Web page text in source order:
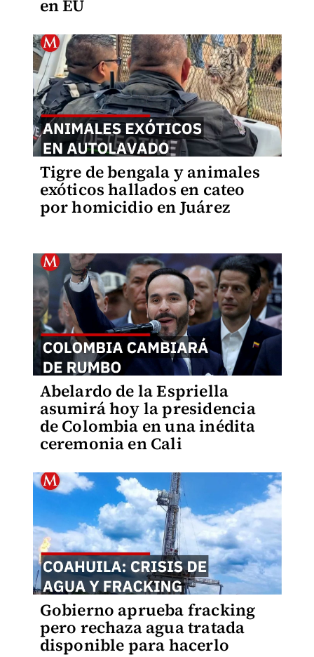
en EU
Tigre de bengala y animales
exóticos hallados en cateo
por homicidio en Juárez
Abelardo de la Espriella
asumirá hoy la presidencia
de Colombia en una inédita
ceremonia en Cali
Gobierno aprueba fracking
pero rechaza agua tratada
disponible para hacerlo